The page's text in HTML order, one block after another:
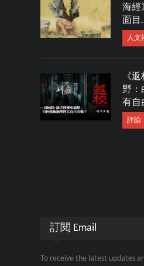
海經
面
人文
《
野：
有自
評論
訂閱 Email
To receive the latest updates